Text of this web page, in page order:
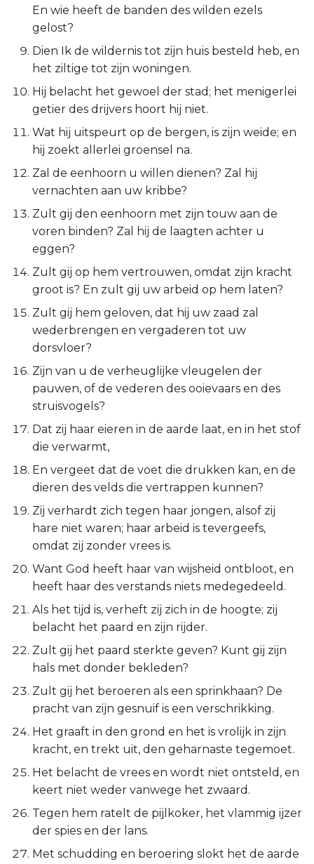
2 Thessalonicenzen
1 Timótheüs
2 Timótheüs
Titus
Filémon
Hebreeën
Jakobus
1 Petrus
2 Petrus
1 Johannes
3 Johannes
Judas
Openbaring
En wie heeft de banden des wilden ezels
gelost?
Dien Ik de wildernis tot zijn huis besteld heb, en
het ziltige tot zijn woningen.
Hij belacht het gewoel der stad; het menigerlei
getier des drijvers hoort hij niet.
Wat hij uitspeurt op de bergen, is zijn weide; en
hij zoekt allerlei groensel na.
Zal de eenhoorn u willen dienen? Zal hij
vernachten aan uw kribbe?
Zult gij den eenhoorn met zijn touw aan de
voren binden? Zal hij de laagten achter u
eggen?
Zult gij op hem vertrouwen, omdat zijn kracht
groot is? En zult gij uw arbeid op hem laten?
Zult gij hem geloven, dat hij uw zaad zal
wederbrengen en vergaderen tot uw
dorsvloer?
Zijn van u de verheuglijke vleugelen der
pauwen, of de vederen des ooievaars en des
struisvogels?
Dat zij haar eieren in de aarde laat, en in het stof
die verwarmt,
En vergeet dat de voet die drukken kan, en de
dieren des velds die vertrappen kunnen?
Zij verhardt zich tegen haar jongen, alsof zij
hare niet waren; haar arbeid is tevergeefs,
omdat zij zonder vrees is.
Want God heeft haar van wijsheid ontbloot, en
heeft haar des verstands niets medegedeeld.
Als het tijd is, verheft zij zich in de hoogte; zij
belacht het paard en zijn rijder.
Zult gij het paard sterkte geven? Kunt gij zijn
hals met donder bekleden?
Zult gij het beroeren als een sprinkhaan? De
pracht van zijn gesnuif is een verschrikking.
Het graaft in den grond en het is vrolijk in zijn
kracht, en trekt uit, den geharnaste tegemoet.
Het belacht de vrees en wordt niet ontsteld, en
keert niet weder vanwege het zwaard.
Tegen hem ratelt de pijlkoker, het vlammig ijzer
der spies en der lans.
Met schudding en beroering slokt het de aarde